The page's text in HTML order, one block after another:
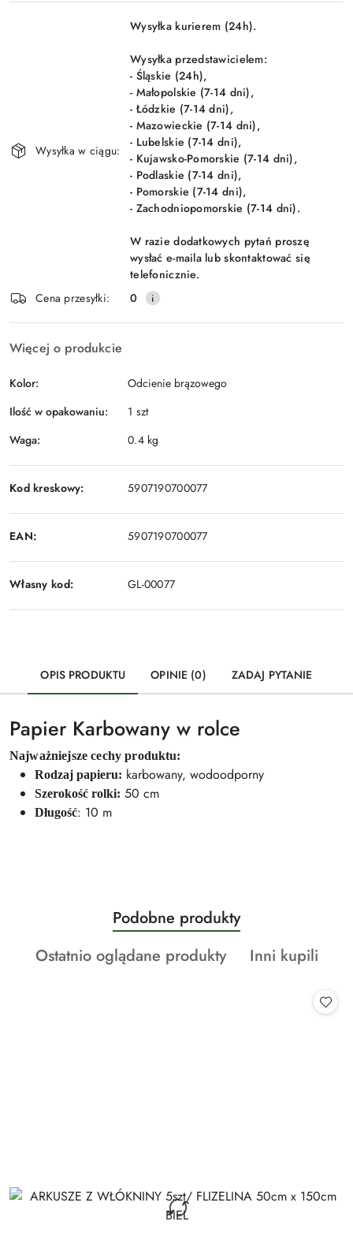
Wyślij
Wysyłka w ciągu:
Wysyłka kurierem (24h).
Wysyłka przedstawicielem:
- Śląskie (24h),
- Małopolskie (7-14 dni),
- Łódzkie (7-14 dni),
- Mazowieckie (7-14 dni),
- Lubelskie (7-14 dni),
- Kujawsko-Pomorskie (7-14 dni),
- Podlaskie (7-14 dni),
- Pomorskie (7-14 dni),
- Zachodniopomorskie (7-14 dni).
W razie dodatkowych pytań proszę
wysłać e-maila lub skontaktować się
telefonicznie.
Cena przesyłki:
0
Więcej o produkcie
Kolor:
Odcienie brązowego
Ilość w opakowaniu:
1 szt
Waga:
0.4 kg
Kod kreskowy: 5907190700077
EAN: 5907190700077
Własny kod: GL-00077
OPIS PRODUKTU OPINIE (0) ZADAJ PYTANIE
Papier Karbowany w rolce
Najważniejsze cechy produktu:
Rodzaj papieru: karbowany, wodoodporny
Szerokość rolki: 50 cm
Długość: 10 m
Pomiń karuzelę produktów
Produkty
o
statusie:
Podobne produkty
Produkty
Ostatnio oglądane produkty
Produkty
Inni kupili